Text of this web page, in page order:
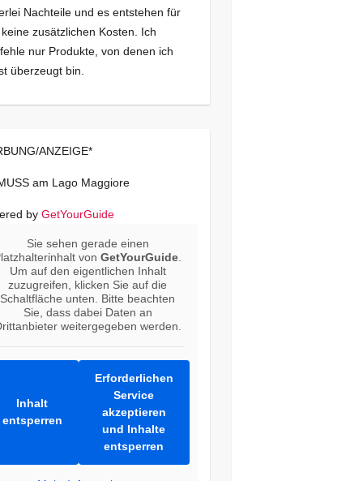
Nachteile und es entstehen für
zusätzlichen Kosten. Ich
nur Produkte, von denen ich
überzeugt bin.
ANZEIGE*
am Lago Maggiore
by GetYourGuide
Sie sehen gerade einen
vonGetYourGuide
Um auf den eigentlichen Inhalt
zuzugreifen, klicken Sie auf die
Schaltfläche unten. Bitte beachten
Sie, dass dabei Daten an
weitergegeben werden.
Inhalt
entsperren
Erforderlichen
Service
akzeptieren
und Inhalte
entsperren